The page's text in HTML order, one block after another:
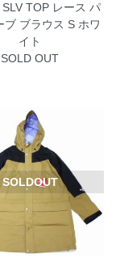
TOP レース パ
ブ ブラウス S ホワ
イト
SOLD OUT
SOLDOUT